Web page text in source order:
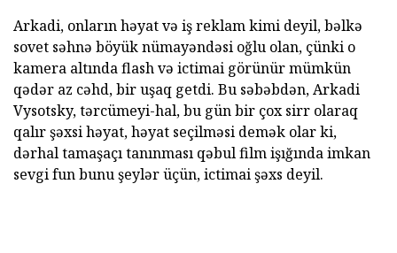
Arkadi, onların həyat və iş reklam kimi deyil, bəlkə
sovet səhnə böyük nümayəndəsi oğlu olan, çünki o
kamera altında flash və ictimai görünür mümkün
qədər az cəhd, bir uşaq getdi. Bu səbəbdən, Arkadi
Vysotsky, tərcümeyi-hal, bu gün bir çox sirr olaraq
qalır şəxsi həyat, həyat seçilməsi demək olar ki,
dərhal tamaşaçı tanınması qəbul film işığında imkan
sevgi fun bunu şeylər üçün, ictimai şəxs deyil.